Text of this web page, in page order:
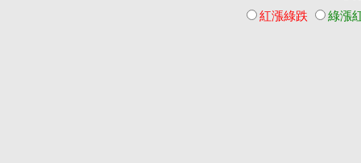
紅漲綠跌
綠漲